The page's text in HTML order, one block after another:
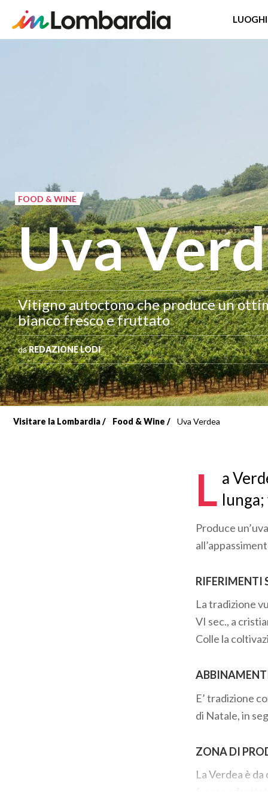
LUOGHI
FOOD & WINE
Uva
Vitigno autoctono che produce un
bianco fresco e fruttato
daREDAZIONE LODI
Visitare la Lombardia Food & Wine Uva Verdea
L a
Produce
RIFERIMENTI
La tradizione
VI sec., a
Colle la
E’ tradizione
di Natale, in
ZONA DI
La Verdea è